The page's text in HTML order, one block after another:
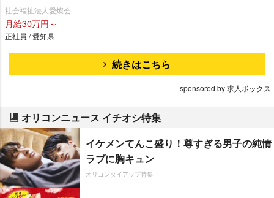
社会福祉法人愛燦会
月給30万円～
正社員 / 愛知県
続きはこちら
sponsored by 求人ボックス
オリコンニュース イチオシ特集
イケメンてんこ盛り！尊すぎる男子の純情
ラブに胸キュン
オリコンタイアップ特集